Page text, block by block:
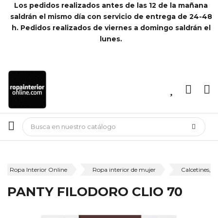
Los pedidos realizados antes de las 12 de la mañana
saldrán el mismo día con servicio de entrega de 24-48
h. Pedidos realizados de viernes a domingo saldrán el
lunes.
Ropa Interior Online Ropa interior de mujer Calcetines,
PANTY FILODORO CLIO 70